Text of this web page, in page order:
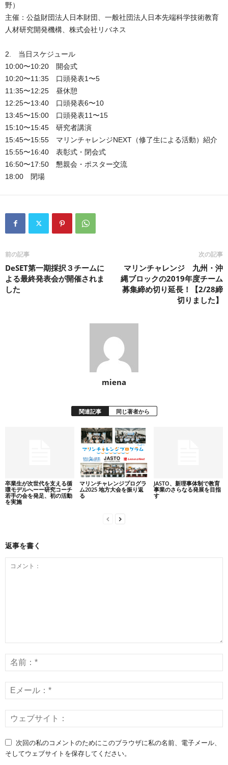
野）
主催：公益財団法人日本財団、一般社団法人日本先端科学技術教育
人材研究開発機構、株式会社リバネス
2. 当日スケジュール
10:00〜10:20 開会式
10:20〜11:35 口頭発表1〜5
11:35〜12:25 昼休憩
12:25〜13:40 口頭発表6〜10
13:45〜15:00 口頭発表11〜15
15:10〜15:45 研究者講演
15:45〜15:55 マリンチャレンジNEXT（修了生による活動）紹介
15:55〜16:40 表彰式・閉会式
16:50〜17:50 懇親会・ポスター交流
18:00 閉場
前の記事
DeSET第一期採択３チームに
よる最終発表会が開催されま
した
次の記事
マリンチャレンジ 九州・沖
縄ブロックの2019年度チーム
募集締め切り延長！【2/28締
切りました】
miena
関連記事 同じ著者から
卒業生が次世代を支える循
環モデルへーー研究コーチ
若手の会を発足、初の活動
を実施
マリンチャレンジプログラ
ム2025 地方大会を振り返
る
JASTO、新理事体制で教育
事業のさらなる発展を目指
す
返事を書く
次回の私のコメントのためにこのブラウザに私の名前、電子メール、
そしてウェブサイトを保存してください。